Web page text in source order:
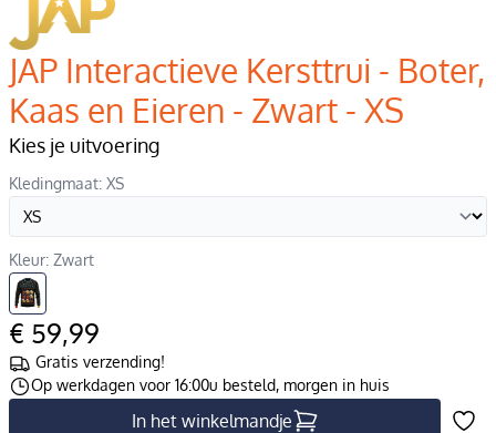
JAP Interactieve Kersttrui - Boter,
Kaas en Eieren - Zwart - XS
Kies je uitvoering
Kledingmaat: XS
Kleur: Zwart
€ 59,99
Gratis verzending!
Op werkdagen voor 16:00u besteld, morgen in huis
In het winkelmandje